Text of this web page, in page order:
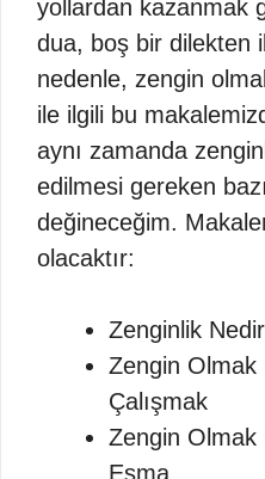
yollardan kazanmak
dua, boş bir dilekten
nedenle, zengin
ile ilgili bu
aynı zamanda
edilmesi gereken
değineceğim.
olacaktır:
Zenginlik
Zengin
Çalışmak
Zengin
Esma